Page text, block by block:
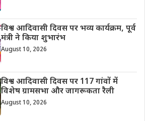
विश्व आदिवासी दिवस पर भव्य कार्यक्रम, पूर्व
मंत्री ने किया शुभारंभ
August 10, 2026
विश्व आदिवासी दिवस पर 117 गांवों में
विशेष ग्रामसभा और जागरूकता रैली
August 10, 2026